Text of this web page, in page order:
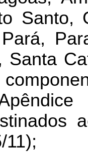
Santo,
Santa
11);